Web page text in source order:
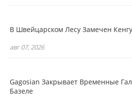
В Швейцарском Лесу Замечен
авг 07, 2026
Gagosian Закрывает Временные
Базеле